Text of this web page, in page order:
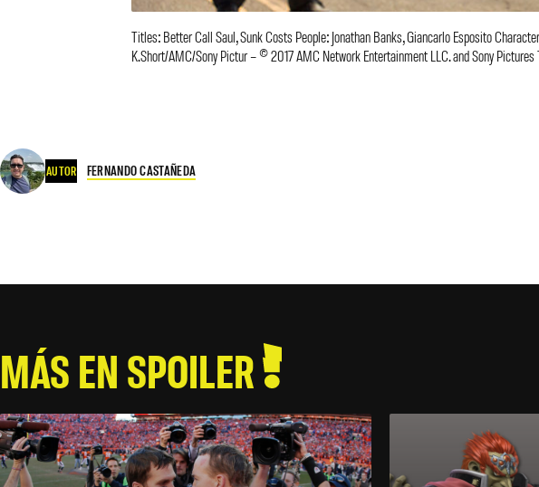
Titles: Better Call Saul, Sunk Costs People: Jonathan Banks, Giancarlo Esposito
K.Short/AMC/Sony Pictur – © 2017 AMC Network Entertainment LLC. and Sony Pictures
AUTOR FERNANDO CASTAÑEDA
MÁS EN SPOILER